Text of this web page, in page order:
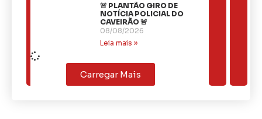
🚨 PLANTÃO GIRO DE
NOTÍCIA POLICIAL DO
CAVEIRÃO 🚨
08/08/2026
Leia mais »
Carregar Mais